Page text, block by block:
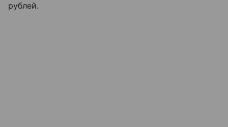
рублей.